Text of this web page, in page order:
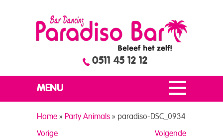
0511 45 12 12
MENU
Home » Party Animals » paradiso-DSC_0934
Volgende
Vorige